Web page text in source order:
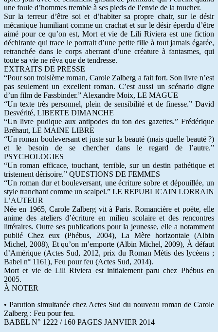
une foule d’hommes tremble à ses pieds de l’envie de la toucher.
Sur la terreur d’être soi et d’habiter sa propre chair, sur le désir
mécanique humiliant comme un crachat et sur le désir éperdu d’être
aimé pour ce qu’on est, Mort et vie de Lili Riviera est une fiction
déchirante qui trace le portrait d’une petite fille à tout jamais égarée,
retranchée dans le corps aberrant d’une créature à fantasmes, qui
toute sa vie ne rêva que de tendresse.
EXTRAITS DE PRESSE
“Pour son troisième roman, Carole Zalberg a fait fort. Son livre n’est
pas seulement un excellent roman. C’est aussi un scénario digne
d’un film de Fassbinder.” Alexandre Moix, LE MAGUE
“Un texte très personnel, plein de sensibilité et de finesse.” David
Desvérité, LIBERTE DIMANCHE
“Un livre pudique aux antipodes du ton des gazettes.” Frédérique
Bréhaut, LE MAINE LIBRE
“Un roman bouleversant et juste sur la beauté (mais quelle beauté ?)
et le besoin de se chercher dans le regard de l’autre.”
PSYCHOLOGIES
“Un roman efficace, touchant, terrible, sur un destin pathétique et
tristement dérisoire.” QUESTIONS DE FEMMES
“Un roman dur et bouleversant, une écriture sobre et dépouillée, un
style tranchant comme un scalpel.” LE REPUBLICAIN LORRAIN
L’AUTEUR
Née en 1965, Carole Zalberg vit à Paris. Romancière et poète, elle
anime des ateliers d’écriture en milieu scolaire et des rencontres
littéraires. Outre ses publications pour la jeunesse, elle a notamment
publié Chez eux (Phébus, 2004), La Mère horizontale (Albin
Michel, 2008), Et qu’on m’emporte (Albin Michel, 2009), À défaut
d’Amérique (Actes Sud, 2012, prix du Roman Métis des lycéens ;
Babel n° 1161), Feu pour feu (Actes Sud, 2014).
Mort et vie de Lili Riviera est initialement paru chez Phébus en
2005.
À NOTER
• Parution simultanée chez Actes Sud du nouveau roman de Carole
Zalberg : Feu pour feu.
BABEL N° 1222 / 160 PAGES JANVIER 2014